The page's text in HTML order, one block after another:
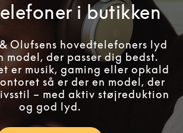
i butikken
Olufsens hovedtelefoners lyd
model, der passer dig bedst.
er musik, gaming eller opkald
så er der en model, der
– med aktiv støjreduktion
og god lyd.